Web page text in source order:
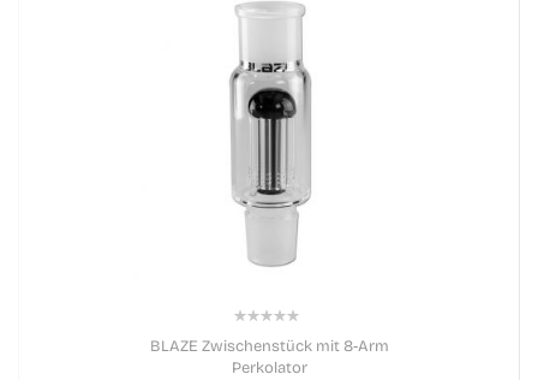
BLAZE Zwischenstück mit 8-Arm
Perkolator